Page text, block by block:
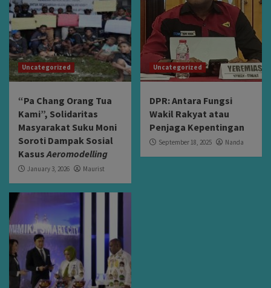
Uncategorized
“Pa Chang Orang Tua
Kami”, Solidaritas
Masyarakat Suku Moni
Soroti Dampak Sosial
KasusAeromodelling
January 3, 2026 Maurist
Uncategorized
DPR: Antara Fungsi
Wakil Rakyat atau
Penjaga Kepentingan
September 18, 2025 Nanda